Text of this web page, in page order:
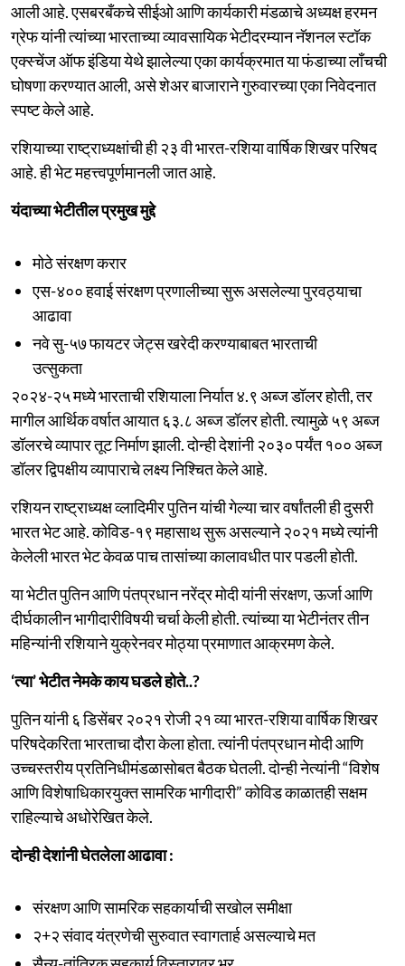
आली आहे. एसबरबँकचे सीईओ आणि कार्यकारी मंडळाचे अध्यक्ष हरमन
ग्रेफ यांनी त्यांच्या भारताच्या व्यावसायिक भेटीदरम्यान नॅशनल स्टॉक
एक्स्चेंज ऑफ इंडिया येथे झालेल्या एका कार्यक्रमात या फंडाच्या लाँचची
घोषणा करण्यात आली, असे शेअर बाजाराने गुरुवारच्या एका निवेदनात
स्पष्ट केले आहे.
रशियाच्या राष्ट्राध्यक्षांची ही २३ वी भारत-रशिया वार्षिक शिखर परिषद
आहे. ही भेट महत्त्वपूर्णमानली जात आहे.
यंदाच्या भेटीतील प्रमुख मुद्दे
मोठे संरक्षण करार
एस-४०० हवाई संरक्षण प्रणालीच्या सुरू असलेल्या पुरवठ्याचा
आढावा
नवे सु-५७ फायटर जेट्स खरेदी करण्याबाबत भारताची
उत्सुकता
२०२४-२५ मध्ये भारताची रशियाला निर्यात ४.९ अब्ज डॉलर होती, तर
मागील आर्थिक वर्षात आयात ६३.८ अब्ज डॉलर होती. त्यामुळे ५९ अब्ज
डॉलरचे व्यापार तूट निर्माण झाली. दोन्ही देशांनी २०३० पर्यंत १०० अब्ज
डॉलर द्विपक्षीय व्यापाराचे लक्ष्य निश्चित केले आहे.
रशियन राष्ट्राध्यक्ष व्लादिमीर पुतिन यांची गेल्या चार वर्षांतली ही दुसरी
भारत भेट आहे. कोविड-१९ महासाथ सुरू असल्याने २०२१ मध्ये त्यांनी
केलेली भारत भेट केवळ पाच तासांच्या कालावधीत पार पडली होती.
या भेटीत पुतिन आणि पंतप्रधान नरेंद्र मोदी यांनी संरक्षण, ऊर्जा आणि
दीर्घकालीन भागीदारीविषयी चर्चा केली होती. त्यांच्या या भेटीनंतर तीन
महिन्यांनी रशियाने युक्रेनवर मोठ्या प्रमाणात आक्रमण केले.
‘त्या’ भेटीत नेमके काय घडले होते..?
पुतिन यांनी ६ डिसेंबर २०२१ रोजी २१ व्या भारत-रशिया वार्षिक शिखर
परिषदेकरिता भारताचा दौरा केला होता. त्यांनी पंतप्रधान मोदी आणि
उच्चस्तरीय प्रतिनिधीमंडळासोबत बैठक घेतली. दोन्ही नेत्यांनी “विशेष
आणि विशेषाधिकारयुक्त सामरिक भागीदारी” कोविड काळातही सक्षम
राहिल्याचे अधोरेखित केले.
दोन्ही देशांनी घेतलेला आढावा :
संरक्षण आणि सामरिक सहकार्याची सखोल समीक्षा
२+२ संवाद यंत्रणेची सुरुवात स्वागतार्ह असल्याचे मत